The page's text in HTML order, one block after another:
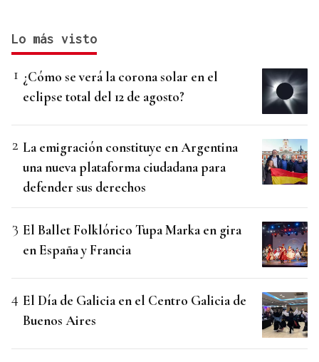
Lo más visto
¿Cómo se verá la corona solar en el
eclipse total del 12 de agosto?
La emigración constituye en Argentina
una nueva plataforma ciudadana para
defender sus derechos
El Ballet Folklórico Tupa Marka en gira
en España y Francia
El Día de Galicia en el Centro Galicia de
Buenos Aires